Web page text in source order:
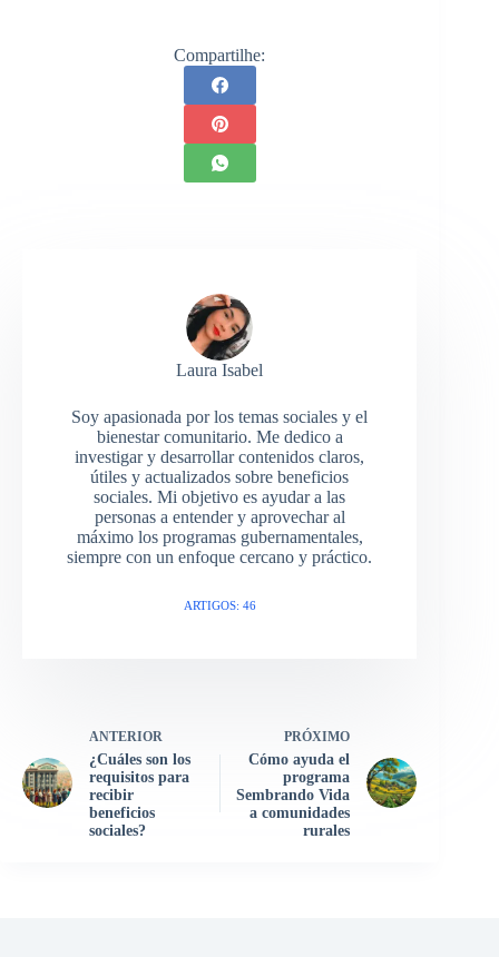
Compartilhe:
Laura Isabel
Soy apasionada por los temas sociales y el
bienestar comunitario. Me dedico a
investigar y desarrollar contenidos claros,
útiles y actualizados sobre beneficios
sociales. Mi objetivo es ayudar a las
personas a entender y aprovechar al
máximo los programas gubernamentales,
siempre con un enfoque cercano y práctico.
ARTIGOS: 46
ANTERIOR
¿Cuáles son los
requisitos para
recibir
beneficios
sociales?
PRÓXIMO
Cómo ayuda el
programa
Sembrando Vida
a comunidades
rurales